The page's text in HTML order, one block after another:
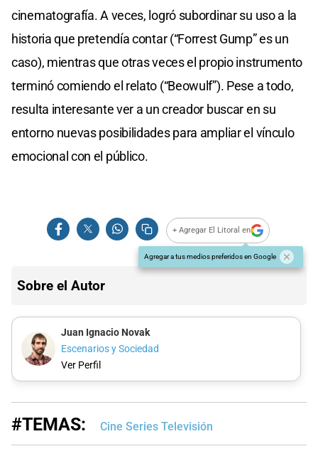
cinematografía. A veces, logró subordinar su uso a la
historia que pretendía contar (“Forrest Gump” es un
caso), mientras que otras veces el propio instrumento
terminó comiendo el relato (“Beowulf”). Pese a todo,
resulta interesante ver a un creador buscar en su
entorno nuevas posibilidades para ampliar el vínculo
emocional con el público.
+ Agregar El Litoral en
Agregar a tus medios preferidos en Google
Sobre el Autor
Juan Ignacio Novak
Escenarios y Sociedad
Ver Perfil
#TEMAS: Cine Series Televisión